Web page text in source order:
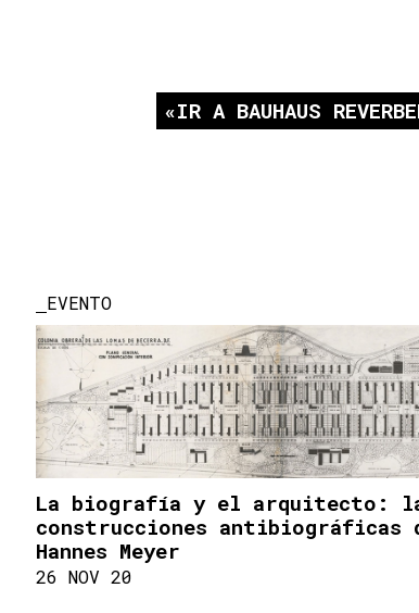
IR A BAUHAUS
EVENTO
La biografía y el arquitecto:
construcciones antibiográficas
Hannes Meyer
26 NOV 20